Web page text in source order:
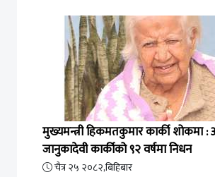
मुख्यमन्त्री हिकमतकुमार कार्की शोकमा :
जानुकादेवी कार्कीको ९२ वर्षमा निधन
चैत्र २५ २०८२,बिहिबार